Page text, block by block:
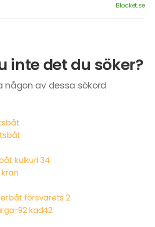
Blocket.se
inte det du söker?
någon av dessa sökord
kulkuri 34
försvarets 2
92 kad42